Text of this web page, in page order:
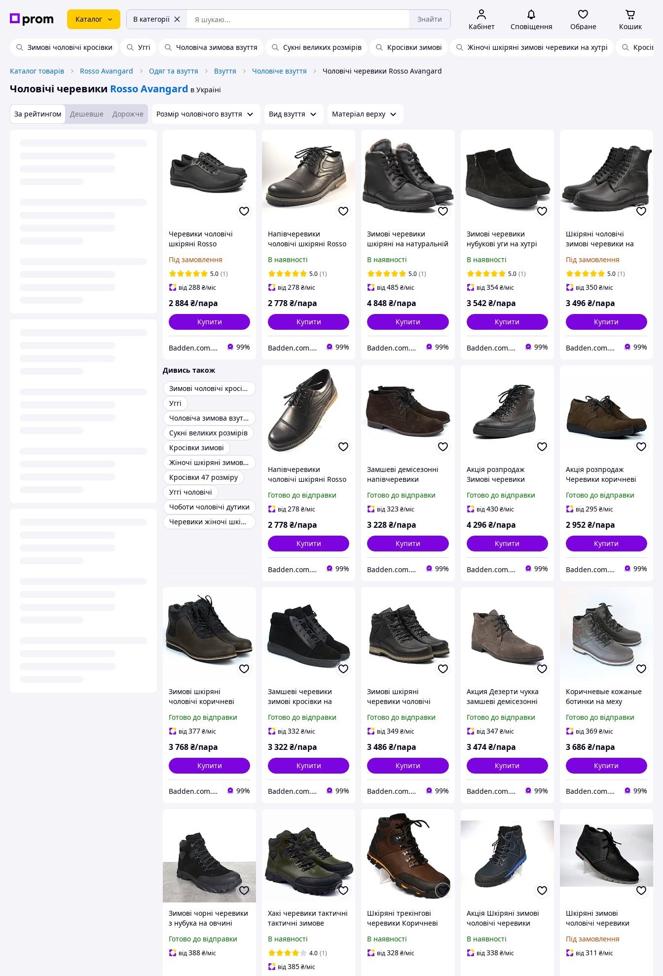
Каталог В категорії Знайти
Кабінет Сповіщення Обране Кошик
Зимові чоловічі кросівки Уггі Чоловіча зимова взуття Сукні великих розмірів Кросівки зимові Жіночі шкіряні зимові черевики на хутрі
Каталог товарів Rosso Avangard Одяг та взуття Взуття Чоловіче взуття Чоловічі черевики Rosso Avangard
Чоловічі черевики Rosso Avangard в Україні
За рейтингом Дешевше Дорожче Розмір чоловічого взуття Вид взуття Матеріал верху
Черевики чоловічі
шкіряні Rosso
чорні
Під замовлення
5.0 (1)
від288₴/міс
2 884₴/пара
Купити
Badden.com.ua інтернет магазин чоловічого та жіночого взуття великих розмірів 99%
Напівчеревики
чоловічі шкіряні Rosso
Leather Street чорні
взуття повсякденне
демісезонне
В наявності
5.0 (1)
від278₴/міс
2 778₴/пара
Купити
Badden.com.ua інтернет магазин чоловічого та жіночого взуття великих розмірів 99%
Зимові черевики
шкіряні на натуральній
взуття великих розмір
Rosso Avangard
Whisper Beaver Lamb
В наявності
5.0 (1)
від485₴/міс
4 848₴/пара
Купити
Badden.com.ua інтернет магазин чоловічого та жіночого взуття великих розмірів 99%
Зимові черевики
нубукові уги на хутрі
великих розмірів Rosso
Avangard Y-G Black
Night Vel BS
В наявності
5.0 (1)
від354 ₴/міс
3 542 ₴/пара
Купити
Badden.com.ua інтернет магазин чоловічого та жіночого взуття великих розмірів 99%
Шкіряні чоловічі
зимові черевики на
розміри Rosso
Avangard Whisper 2 All
Black
Під замовлення
5.0 (1)
від350₴/міс
3 496₴/пара
Купити
Badden.com.ua інтернет магазин чоловічого та жіночого взуття великих розмірів 99%
Дивись також
Зимові чоловічі кросівки
Уггі
Чоловіча зимова взуття
Сукні великих розмірів
Кросівки зимові
Жіночі шкіряні зимові черевики на хутрі
Кросівки 47 розміру
Уггі чоловічі
Чоботи чоловічі дутики
Черевики жіночі шкіряні
Напівчеревики
чоловічі шкіряні Rosso
Duke Black Leather
Street чорні
Готово до відправки
від278₴/міс
2 778₴/пара
Купити
Badden.com.ua інтернет магазин чоловічого та жіночого взуття великих розмірів 99%
Замшеві демісезонні
напівчеревики
Rosso Avangard
Bonmarano Ckres Vel
Готово до відправки
від323₴/міс
3 228₴/пара
Купити
Badden.com.ua інтернет магазин чоловічого та жіночого взуття великих розмірів 99%
Акція розпродаж
Зимові черевики
хутрі чоловіче взуття
Rosso Avangard Taiga
Готово до відправки
від430 ₴/міс
4 296 ₴/пара
Купити
Badden.com.ua інтернет магазин чоловічого та жіночого взуття великих розмірів 99%
Акція розпродаж
Черевики коричневі
зимова Rosso Avangard
Basemokas Brown Nub
Готово до відправки
від295₴/міс
2 952₴/пара
Купити
Badden.com.ua інтернет магазин чоловічого та жіночого взуття великих розмірів 99%
Зимові шкіряні
чоловічі коричневі
великих розмірів Rosso
Avangard Ragnarr
Готово до відправки
від377₴/міс
3 768₴/пара
Купити
Badden.com.ua інтернет магазин чоловічого та жіночого взуття великих розмірів 99%
Замшеві черевики
зимові кросівки на
взуття Rosso Avangard
Bridge Black Vel
Готово до відправки
від332 ₴/міс
3 322₴/пара
Купити
Badden.com.ua інтернет магазин чоловічого та жіночого взуття великих розмірів 99%
Зимові шкіряні
черевики чоловічі
великих розмірів 46 7 8
Rosso Avangard Major
Готово до відправки
від349₴/міс
3 486₴/пара
Купити
Badden.com.ua інтернет магазин чоловічого та жіночого взуття великих розмірів 99%
Акция Дезерти чукка
замшеві демісезонні
великий розмір Rosso
Avangard Bonmarano
Готово до відправки
від347 ₴/міс
3 474 ₴/пара
Купити
Badden.com.ua інтернет магазин чоловічого та жіночого взуття великих розмірів 99%
Коричневые кожаные
ботинки на меху
размеров 46 7 8 Rosso
Avangard Major
Готово до відправки
від369₴/міс
3 686₴/пара
Купити
Badden.com.ua інтернет магазин чоловічого та жіночого взуття великих розмірів 99%
Зимові чорні черевики
з нубука на овчині
великий розмір Rosso
Avangard Pro Lomerflex
Готово до відправки
від388₴/міс
Хакі черевики тактичні
тактичні зимове
Avangard Pro Lomerflex
Oliva
В наявності
4.0 (1)
від385₴/міс
Шкіряні трекінгові
черевики Коричневі
на хутрі з протектором
Rosso Avangard
В наявності
від328₴/міс
Акція Шкіряні зимові
чоловічі черевики
Lomerback Bluline сині
В наявності
від338 ₴/міс
Шкіряні зимові
чоловічі черевики
Avangard. WinterkingZ
Black
Під замовлення
від311 ₴/міс